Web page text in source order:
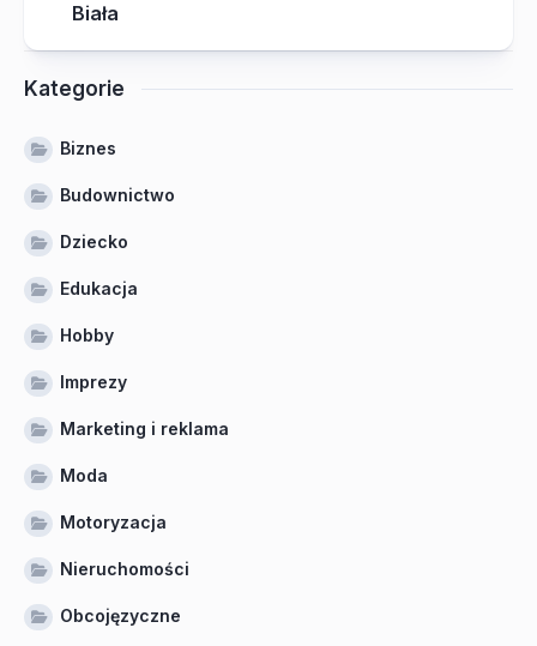
Biała
Kategorie
Biznes
Budownictwo
Dziecko
Edukacja
Hobby
Imprezy
Marketing i reklama
Moda
Motoryzacja
Nieruchomości
Obcojęzyczne